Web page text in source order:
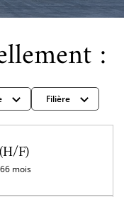
:
Filière
F)
6 mois